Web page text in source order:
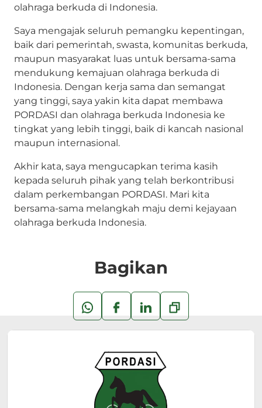
olahraga berkuda di Indonesia.
Saya mengajak seluruh pemangku kepentingan,
baik dari pemerintah, swasta, komunitas berkuda,
maupun masyarakat luas untuk bersama-sama
mendukung kemajuan olahraga berkuda di
Indonesia. Dengan kerja sama dan semangat
yang tinggi, saya yakin kita dapat membawa
PORDASI dan olahraga berkuda Indonesia ke
tingkat yang lebih tinggi, baik di kancah nasional
maupun internasional.
Akhir kata, saya mengucapkan terima kasih
kepada seluruh pihak yang telah berkontribusi
dalam perkembangan PORDASI. Mari kita
bersama-sama melangkah maju demi kejayaan
olahraga berkuda Indonesia.
Bagikan